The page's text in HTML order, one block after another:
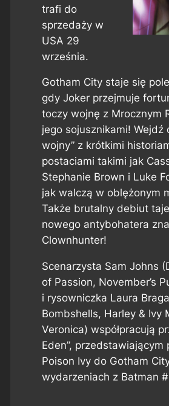
trafi do
sprzedaży w
USA 29
września.
Gotham City staje się
gdy Joker przejmuje
toczy wojnę z Mrocznym
jego sojusznikami! Wejdź
wojny” z krótkimi
postaciami takimi jak
Stephanie Brown i Luke
jak walczą w oblężonym
Także brutalny debiut
nowego antybohatera
Clownhunter!
Scenarzysta Sam Johns
of Passion, November’s
i rysowniczka Laura
Bombshells, Harley & Ivy
Veronica) współpracują
Eden”, przedstawiającym
Poison Ivy do Gotham
wydarzeniach z Batman